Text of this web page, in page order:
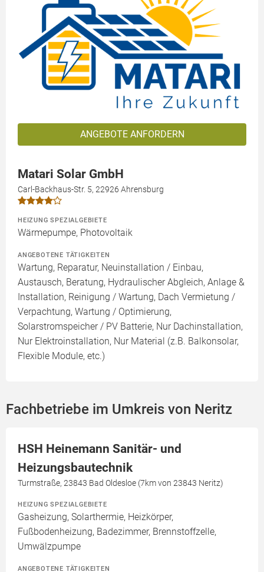
ANGEBOTE ANFORDERN
Matari Solar GmbH
Carl-Backhaus-Str. 5, 22926 Ahrensburg
HEIZUNG SPEZIALGEBIETE
Wärmepumpe, Photovoltaik
ANGEBOTENE TÄTIGKEITEN
Wartung, Reparatur, Neuinstallation / Einbau,
Austausch, Beratung, Hydraulischer Abgleich, Anlage &
Installation, Reinigung / Wartung, Dach Vermietung /
Verpachtung, Wartung / Optimierung,
Solarstromspeicher / PV Batterie, Nur Dachinstallation,
Nur Elektroinstallation, Nur Material (z.B. Balkonsolar,
Flexible Module, etc.)
Fachbetriebe im Umkreis von Neritz
HSH Heinemann Sanitär- und
Heizungsbautechnik
Turmstraße, 23843 Bad Oldesloe (7km von 23843 Neritz)
HEIZUNG SPEZIALGEBIETE
Gasheizung, Solarthermie, Heizkörper,
Fußbodenheizung, Badezimmer, Brennstoffzelle,
Umwälzpumpe
ANGEBOTENE TÄTIGKEITEN